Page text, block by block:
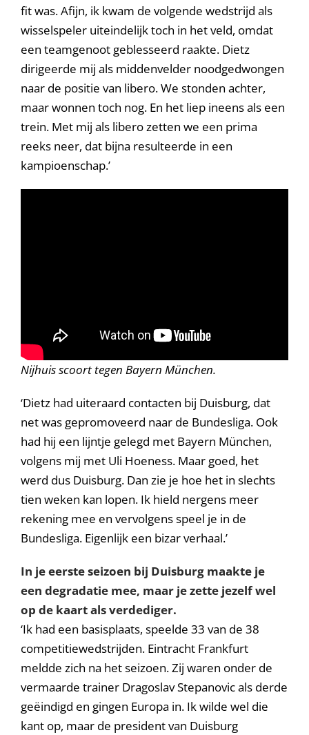
fit was. Afijn, ik kwam de volgende wedstrijd als
wisselspeler uiteindelijk toch in het veld, omdat
een teamgenoot geblesseerd raakte. Dietz
dirigeerde mij als middenvelder noodgedwongen
naar de positie van libero. We stonden achter,
maar wonnen toch nog. En het liep ineens als een
trein. Met mij als libero zetten we een prima
reeks neer, dat bijna resulteerde in een
kampioenschap.’
Nijhuis scoort tegen Bayern München.
‘Dietz had uiteraard contacten bij Duisburg, dat
net was gepromoveerd naar de Bundesliga. Ook
had hij een lijntje gelegd met Bayern München,
volgens mij met Uli Hoeness. Maar goed, het
werd dus Duisburg. Dan zie je hoe het in slechts
tien weken kan lopen. Ik hield nergens meer
rekening mee en vervolgens speel je in de
Bundesliga. Eigenlijk een bizar verhaal.’
In je eerste seizoen bij Duisburg maakte je
een degradatie mee, maar je zette jezelf wel
op de kaart als verdediger.
‘Ik had een basisplaats, speelde 33 van de 38
competitiewedstrijden. Eintracht Frankfurt
meldde zich na het seizoen. Zij waren onder de
vermaarde trainer Dragoslav Stepanovic als derde
geëindigd en gingen Europa in. Ik wilde wel die
kant op, maar de president van Duisburg